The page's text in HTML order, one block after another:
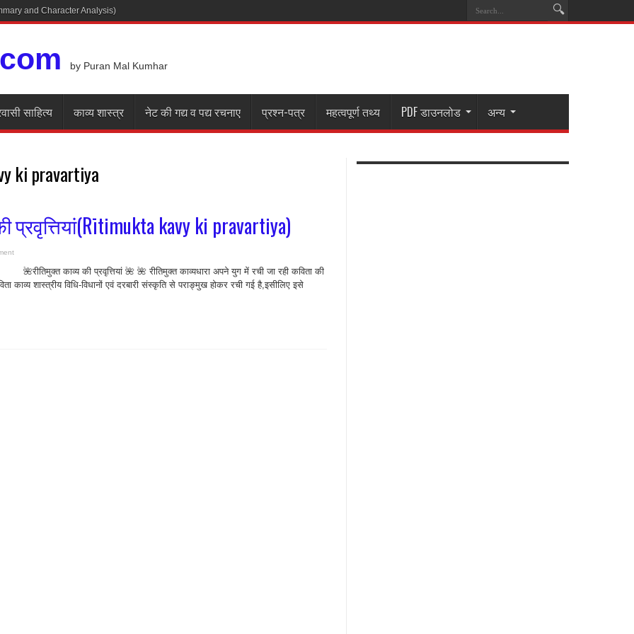
and Character Analysis)
by Puran Mal Kumhar
साहित्य काव्य शास्त्र नेट की गद्य व पद्य रचनाए प्रश्न-पत्र महत्वपूर्ण तथ्य PDF डाउनलोड अन्य
ki pravartiya
प्रवृत्तियां(Rītimukta kavy ki pravartiya)
🌺 🌺 रीतिमुक्त काव्यधारा अपने युग में रची जा रही कविता की
काव्य शास्त्रीय विधि-विधानों एवं दरबारी संस्कृति से पराङ्मुख होकर रची गई है,इसीलिए इसे